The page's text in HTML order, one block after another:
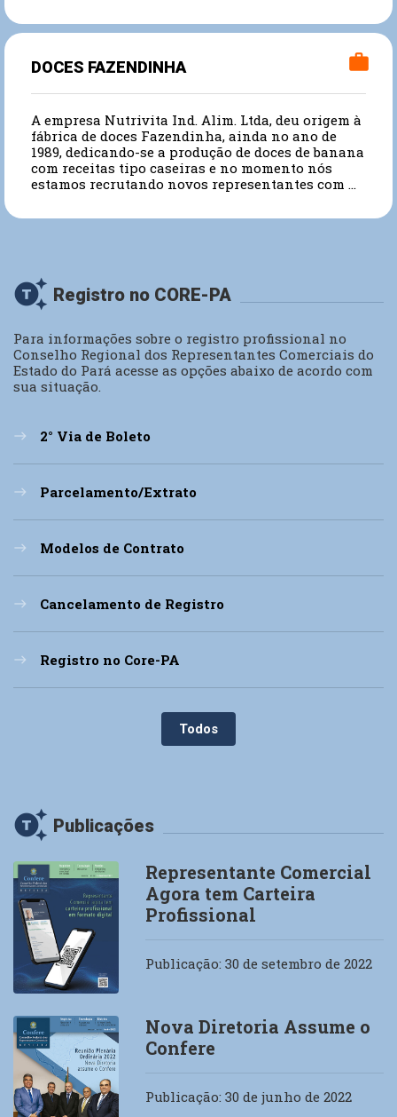
work
DOCES FAZENDINHA
A empresa Nutrivita Ind. Alim. Ltda, deu origem à
fábrica de doces Fazendinha, ainda no ano de
1989, dedicando-se a produção de doces de banana
com receitas tipo caseiras e no momento nós
estamos recrutando novos representantes com ...
generating_tokens Registro no CORE-PA
Para informações sobre o registro profissional no
Conselho Regional dos Representantes Comerciais do
Estado do Pará acesse as opções abaixo de acordo com
sua situação.
east 2° Via de Boleto
east Parcelamento/Extrato
east Modelos de Contrato
east Cancelamento de Registro
east Registro no Core-PA
Todos
generating_tokens Publicações
Representante Comercial
Agora tem Carteira
Profissional
Publicação: 30 de setembro de 2022
Nova Diretoria Assume o
Confere
Publicação: 30 de junho de 2022